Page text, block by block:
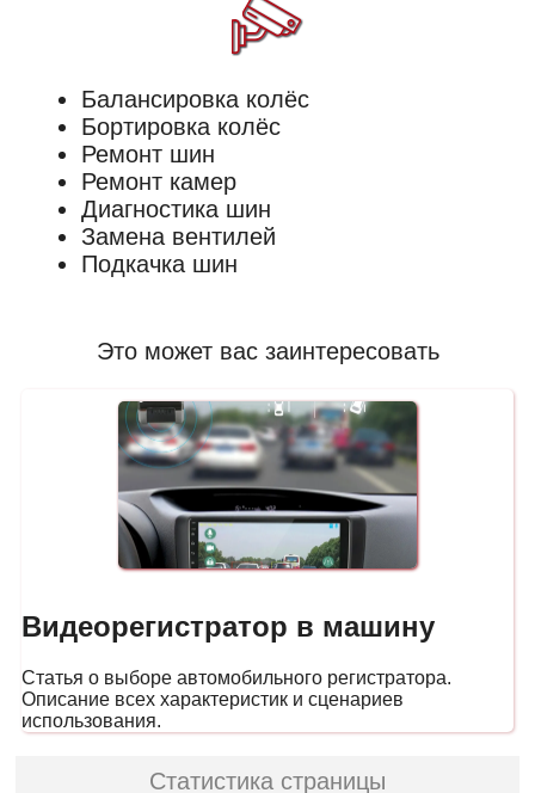
Балансировка колёс
Бортировка колёс
Ремонт шин
Ремонт камер
Диагностика шин
Замена вентилей
Подкачка шин
Это может вас заинтересовать
Видеорегистратор в машину
Статья о выборе автомобильного регистратора.
Описание всех характеристик и сценариев
использования.
Статистика страницы